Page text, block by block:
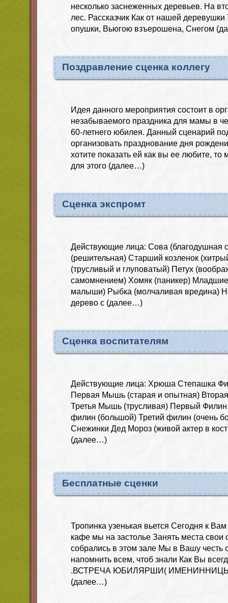
несколько заснеженных деревьев. На
лес. Рассказчик Как от нашей
опушки, Вьюгою взъерошена, Снегом
Поздравление сценка коллегу
Идея данного мероприятия состоит в
незабываемого праздника для мамы в
60-летнего юбилея. Данный сценарий
организовать празднование дня
хотите показать ей как вы ее любите,
для этого (далее…)
Сценка экспромт
Действующие лица: Сова (благодушная
(решительная) Старший козленок
(трусливый и глуповатый) Петух
самомнением) Хомяк (паникер)
малыши) Рыбка (молчаливая вредина)
дерево с (далее…)
Сценка воспитателям
Действующие лица: Хрюша Степашка
Первая Мышь (старая и опытная)
Третья Мышь (трусливая) Первый Филин
филин (большой) Третий филин (очень
Снежинки Дед Мороз (живой актер в
(далее…)
Бесплатные сценки
Тропинка узенькая вьется Сегодня к
кафе мы на застолье Занять места
собрались в этом зале Мы в Вашу честь
напомнить всем, чтоб знали Как Вы
.ВСТРЕЧА ЮБИЛЯРШИ( ИМЕНИННИЦЫ)
(далее…)